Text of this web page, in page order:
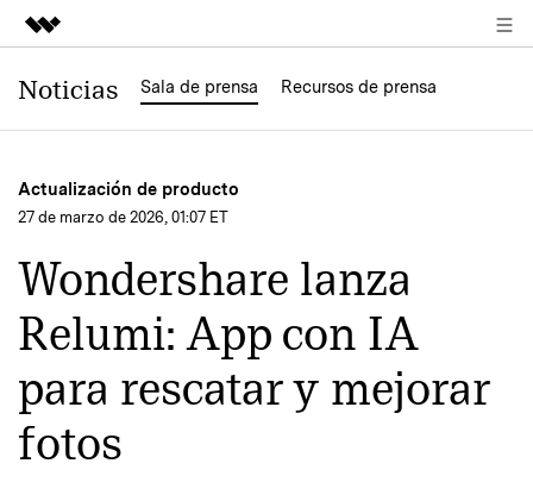
Productos destacados
Resumen
Soluciones
Quiénes somos
Sala de prensa
Tienda
Soporte
Noticias Sala de prensa Recursos de prensa
Actualización de producto
27 de marzo de 2026, 01:07 ET
Wondershare lanza
Relumi: App con IA
para rescatar y mejorar
fotos